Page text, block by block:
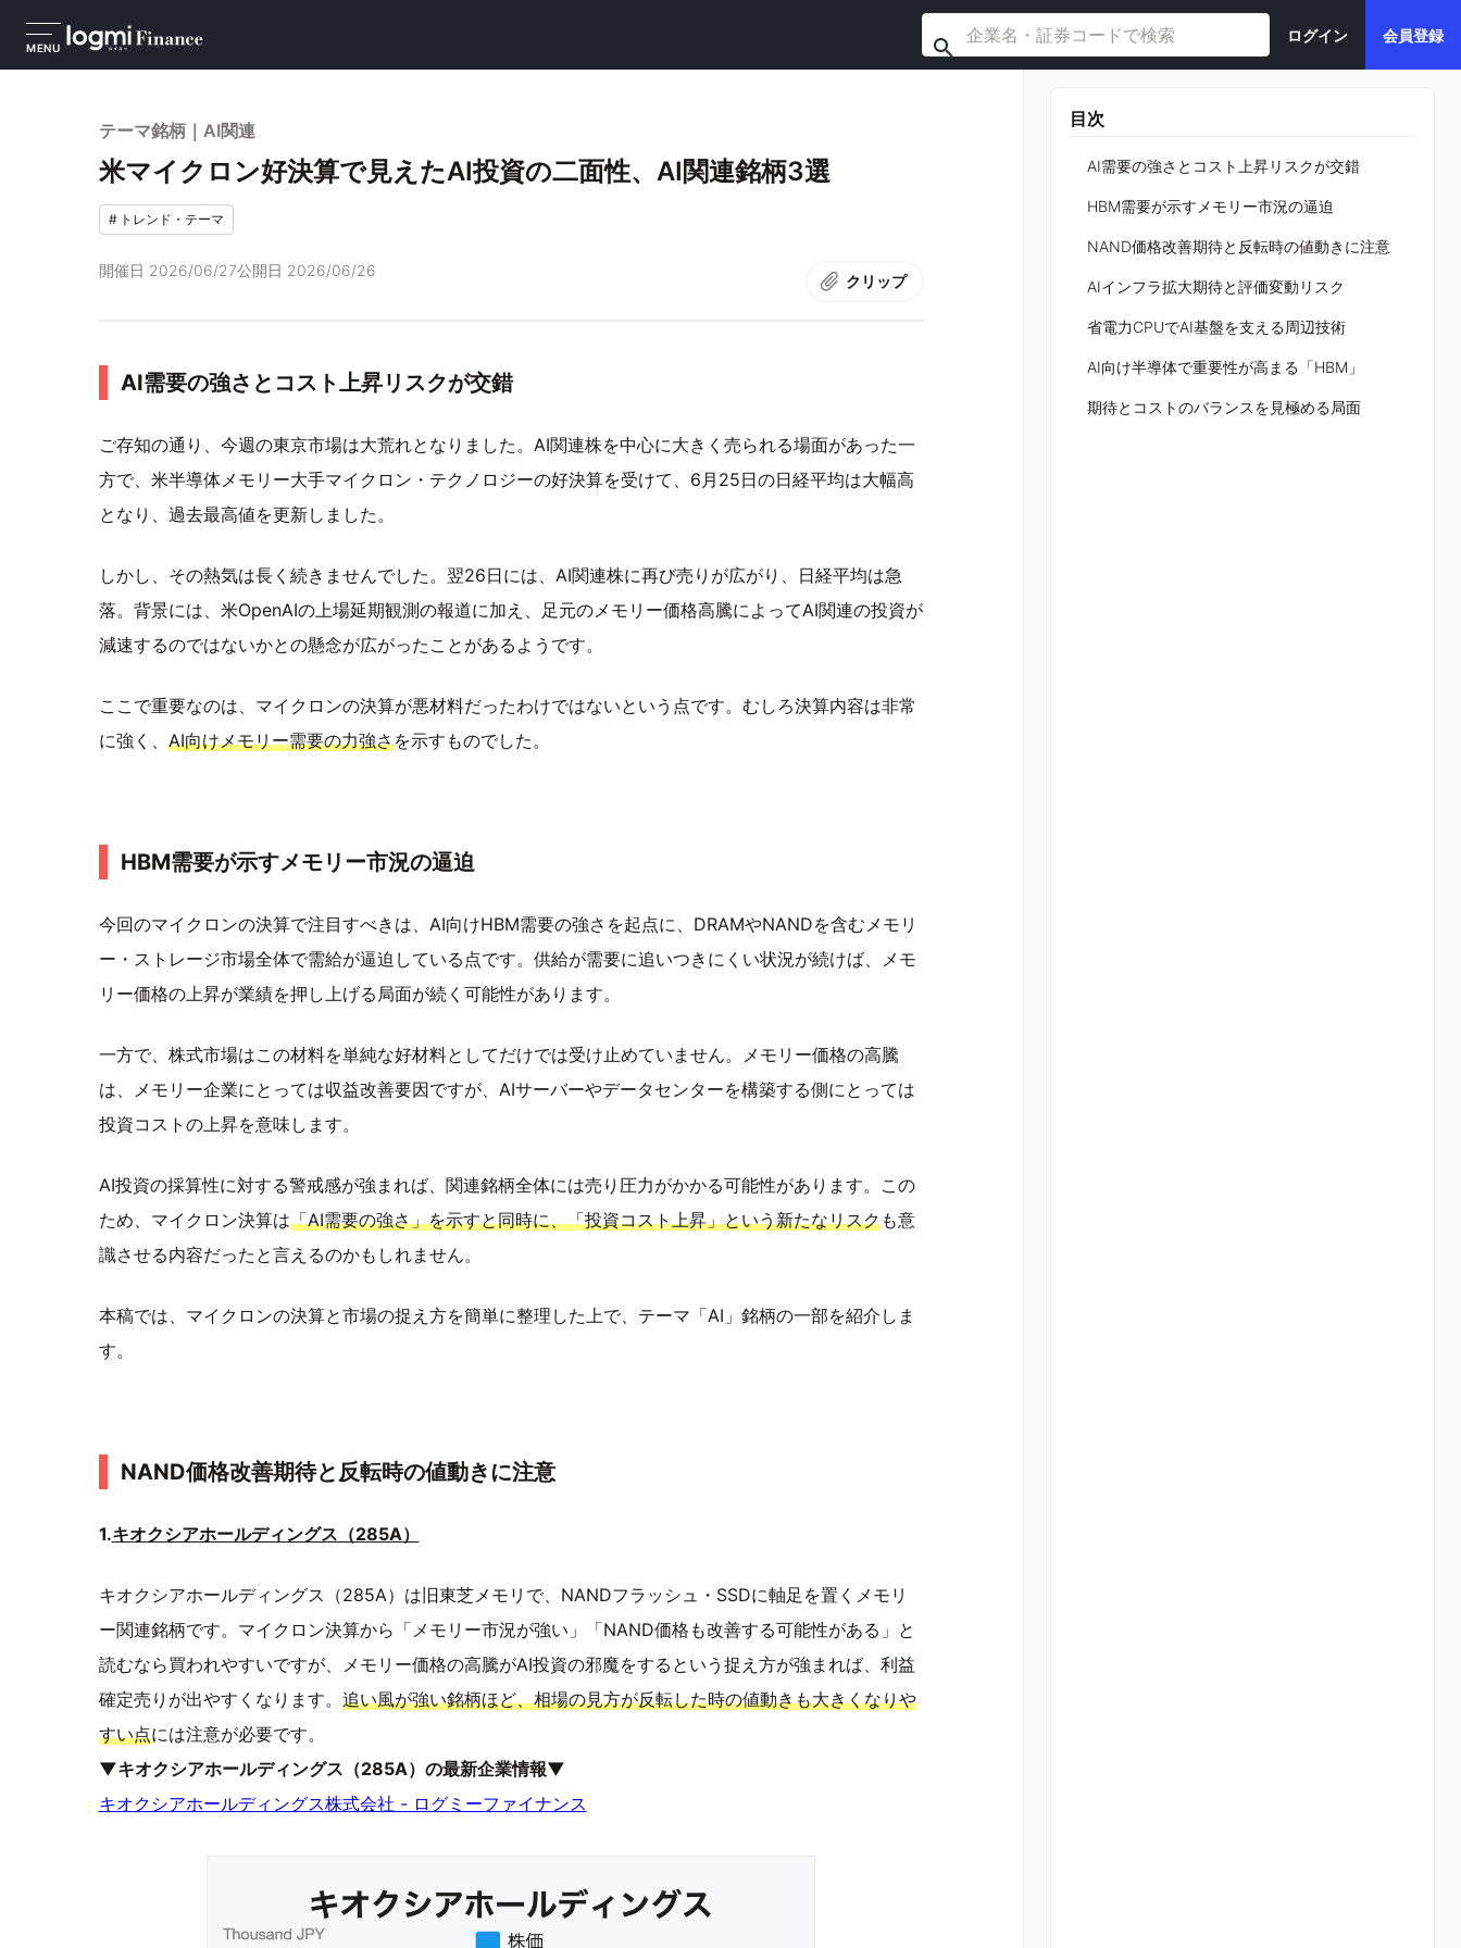
MENU
ログイン 会員登録
テーマ銘柄｜AI関連
米マイクロン好決算で見えたAI投資の二面性、AI関連銘柄3選
# トレンド・テーマ
開催日 2026/06/27公開日 2026/06/26
クリップ
AI需要の強さとコスト上昇リスクが交錯
ご存知の通り、今週の東京市場は大荒れとなりました。AI関連株を中心に大きく売られる場面があった一
方で、米半導体メモリー大手マイクロン・テクノロジーの好決算を受けて、6月25日の日経平均は大幅高
となり、過去最高値を更新しました。
しかし、その熱気は長く続きませんでした。翌26日には、AI関連株に再び売りが広がり、日経平均は急
落。背景には、米OpenAIの上場延期観測の報道に加え、足元のメモリー価格高騰によってAI関連の投資が
減速するのではないかとの懸念が広がったことがあるようです。
ここで重要なのは、マイクロンの決算が悪材料だったわけではないという点です。むしろ決算内容は非常
に強く、 AI向けメモリー需要の力強さを示すものでした。
HBM需要が示すメモリー市況の逼迫
今回のマイクロンの決算で注目すべきは、AI向けHBM需要の強さを起点に、DRAMやNANDを含むメモリ
ー・ストレージ市場全体で需給が逼迫している点です。供給が需要に追いつきにくい状況が続けば、メモ
リー価格の上昇が業績を押し上げる局面が続く可能性があります。
一方で、株式市場はこの材料を単純な好材料としてだけでは受け止めていません。メモリー価格の高騰
は、メモリー企業にとっては収益改善要因ですが、AIサーバーやデータセンターを構築する側にとっては
投資コストの上昇を意味します。
AI投資の採算性に対する警戒感が強まれば、関連銘柄全体には売り圧力がかかる可能性があります。この
ため、マイクロン決算は「AI需要の強さ」を示すと同時に、「投資コスト上昇」という新たなリスクも意
識させる内容だったと言えるのかもしれません。
本稿では、マイクロンの決算と市場の捉え方を簡単に整理した上で、テーマ「AI」銘柄の一部を紹介しま
す。
NAND価格改善期待と反転時の値動きに注意
1.キオクシアホールディングス（285A）
キオクシアホールディングス（285A）は旧東芝メモリで、NANDフラッシュ・SSDに軸足を置くメモリ
ー関連銘柄です。マイクロン決算から「メモリー市況が強い」「NAND価格も改善する可能性がある」と
読むなら買われやすいですが、メモリー価格の高騰がAI投資の邪魔をするという捉え方が強まれば、利益
確定売りが出やすくなります。 追い風が強い銘柄ほど、相場の見方が反転した時の値動きも大きくなりや
すい点には注意が必要です。
▼キオクシアホールディングス（285A）の最新企業情報▼
キオクシアホールディングス株式会社 - ログミーファイナンス
目次
AI需要の強さとコスト上昇リスクが交錯
HBM需要が示すメモリー市況の逼迫
NAND価格改善期待と反転時の値動きに注意
AIインフラ拡大期待と評価変動リスク
省電力CPUでAI基盤を支える周辺技術
AI向け半導体で重要性が高まる「HBM」
期待とコストのバランスを見極める局面